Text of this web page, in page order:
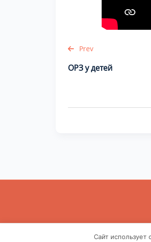
Prev
ОРЗ у детей
Сайт